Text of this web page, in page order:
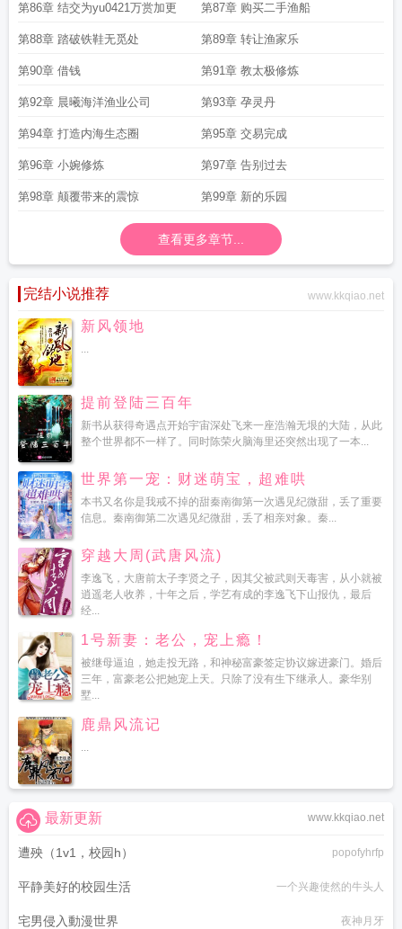
第86章 结交为yu0421万赏加更 第87章 购买二手渔船
第88章 踏破铁鞋无觅处 第89章 转让渔家乐
第90章 借钱 第91章 教太极修炼
第92章 晨曦海洋渔业公司 第93章 孕灵丹
第94章 打造内海生态圈 第95章 交易完成
第96章 小婉修炼 第97章 告别过去
第98章 颠覆带来的震惊 第99章 新的乐园
查看更多章节...
完结小说推荐 www.kkqiao.net
新风领地
...
提前登陆三百年
新书从获得奇遇点开始宇宙深处飞来一座浩瀚无垠的大陆，从此
整个世界都不一样了。同时陈荣火脑海里还突然出现了一本...
世界第一宠：财迷萌宝，超难哄
本书又名你是我戒不掉的甜秦南御第一次遇见纪微甜，丢了重要
信息。秦南御第二次遇见纪微甜，丢了相亲对象。秦...
穿越大周(武唐风流)
李逸飞，大唐前太子李贤之子，因其父被武则天毒害，从小就被
逍遥老人收养，十年之后，学艺有成的李逸飞下山报仇，最后
经...
1号新妻：老公，宠上瘾！
被继母逼迫，她走投无路，和神秘富豪签定协议嫁进豪门。婚后
三年，富豪老公把她宠上天。只除了没有生下继承人。豪华别
墅...
鹿鼎风流记
...
www.kkqiao.net
最新更新
遭殃（1v1，校园h） popofyhrfp
平静美好的校园生活 一个兴趣使然的牛头人
宅男侵入動漫世界 夜神月牙